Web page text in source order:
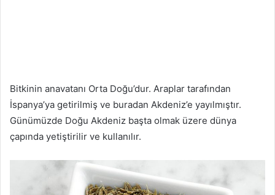
Bitkinin anavatanı Orta Doğu’dur. Araplar tarafından
İspanya’ya getirilmiş ve buradan Akdeniz’e yayılmıştır.
Günümüzde Doğu Akdeniz başta olmak üzere dünya
çapında yetiştirilir ve kullanılır.